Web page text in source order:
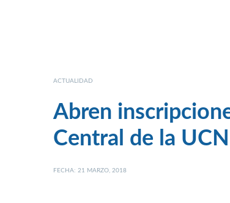
ACTUALIDAD
Abren
Central de la UCN
FECHA: 21 MARZO, 2018